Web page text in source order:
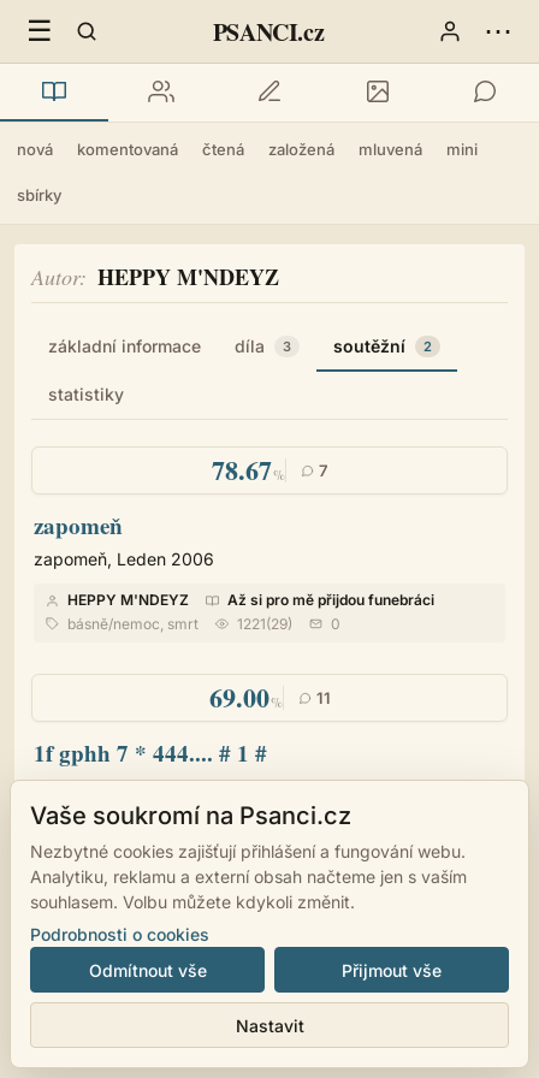
☰ PSANCI.cz ⋯
nová komentovaná čtená založená mluvená mini
sbírky
Autor HEPPY M'NDEYZ
základní informace díla 3 soutěžní 2
statistiky
78.67% 7
zapomeň
zapomeň, Leden 2006
HEPPY M'NDEYZ
Až si pro mě přijdou funebráci
básně/nemoc, smrt
1221(29) 0
69.00% 11
1f gphh 7 * 444.... # 1 #
bez komentáře
HEPPY M'NDEYZ Kde končí nebe?
866(21)
0
© 2007 - 2026psanci.cz•Nastavení cookies•Facebook• Programming
by LUKiO
Vaše soukromí na Psanci.cz
Nezbytné cookies zajišťují přihlášení a fungování webu.
Analytiku, reklamu a externí obsah načteme jen s vaším
souhlasem. Volbu můžete kdykoli změnit.
Podrobnosti o cookies
Odmítnout vše
Nastavit
Přijmout vše